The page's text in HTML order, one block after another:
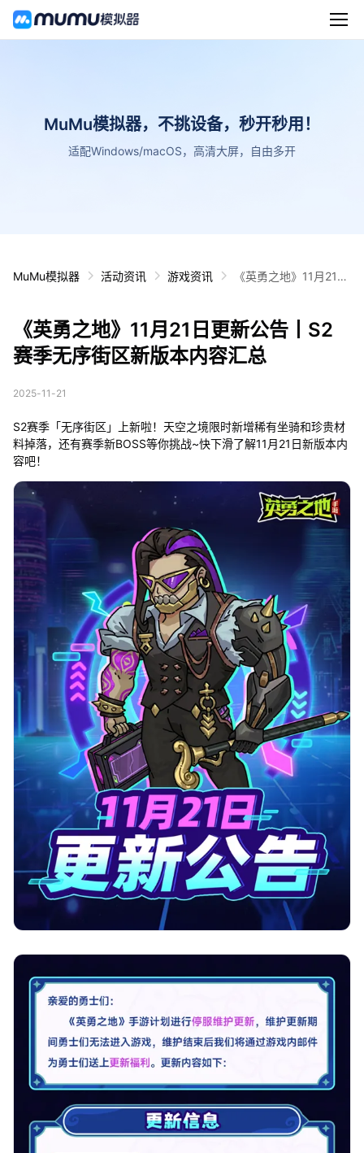
MuMu模拟器，不挑设备，秒开秒用！
适配Windows/macOS，高清大屏，自由多开
MuMu模拟器 活动资讯 游戏资讯
《英勇之地》11月21日
《英勇之地》11月21日更新公告丨S2
赛季无序街区新版本内容汇总
2025-11-21
S2赛季「无序街区」上新啦！天空之境限时新增稀有坐骑和珍贵材
料掉落，还有赛季新BOSS等你挑战~快下滑了解11月21日新版本内
容吧！